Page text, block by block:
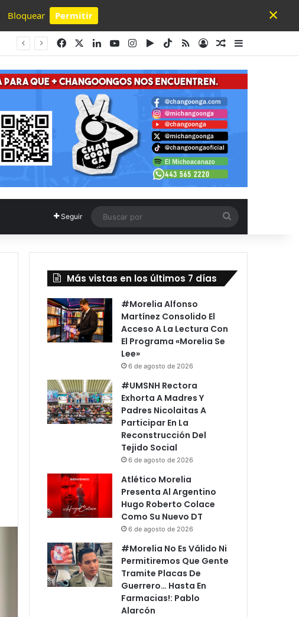
Bloquear Permitir
Powered by SendPulse
×
FacebookLinkedInYouTubeInstagram
Google Play
TikTok
RSSAccesoPublicación al
Barra lateral
Seguir
por
Más vistas en los últimos 7 días
#Morelia Alfonso
Martínez Consolido El
Acceso A La Lectura Con
El Programa «Morelia Se
Lee»
6 de agosto de 2026
#UMSNH Rectora
Exhorta A Madres Y
Padres Nicolaitas A
Participar En La
Reconstrucción Del
Tejido Social
6 de agosto de 2026
Atlético Morelia
Presenta Al Argentino
Hugo Roberto Colace
Como Su Nuevo DT
6 de agosto de 2026
#Morelia No Es Válido Ni
Permitiremos Que Gente
Tramite Placas De
Guerrero… Hasta En
Farmacias!: Pablo
Alarcón